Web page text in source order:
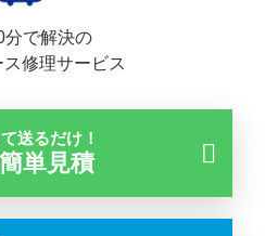
分で解決の
修理サービス
送るだけ！
単見積